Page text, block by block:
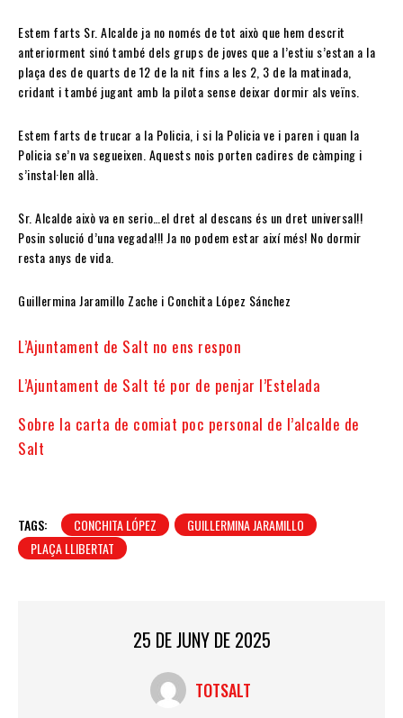
Estem farts Sr. Alcalde ja no només de tot això que hem descrit
anteriorment sinó també dels grups de joves que a l’estiu s’estan a la
plaça des de quarts de 12 de la nit fins a les 2, 3 de la matinada,
cridant i també jugant amb la pilota sense deixar dormir als veïns.
Estem farts de trucar a la Policia, i si la Policia ve i paren i quan la
Policia se’n va segueixen. Aquests nois porten cadires de càmping i
s’instal·len allà.
Sr. Alcalde això va en serio…el dret al descans és un dret universal!!
Posin solució d’una vegada!!! Ja no podem estar així més! No dormir
resta anys de vida.
Guillermina Jaramillo Zache i Conchita López Sánchez
L’Ajuntament de Salt no ens respon
L’Ajuntament de Salt té por de penjar l’Estelada
Sobre la carta de comiat poc personal de l’alcalde de
Salt
TAGS: CONCHITA LÓPEZ
GUILLERMINA JARAMILLO
PLAÇA LLIBERTAT
25 DE JUNY DE 2025
TOTSALT